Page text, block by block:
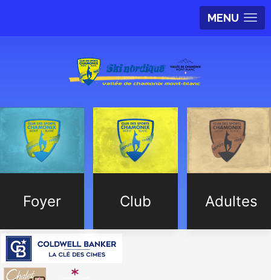
MENU
Foyer Club Adultes